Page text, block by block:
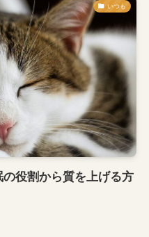
いつも
役割から質を上げる方